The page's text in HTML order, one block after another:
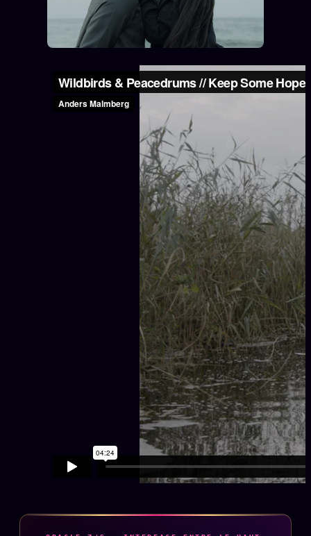
Founders
Équipe
Personas
Soumettre un tip
Nous écrire
Business